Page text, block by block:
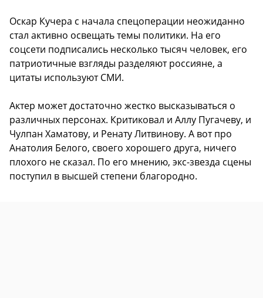
Оскар Кучера с начала спецоперации неожиданно
стал активно освещать темы политики. На его
соцсети подписались несколько тысяч человек, его
патриотичные взгляды разделяют россияне, а
цитаты используют СМИ.
Актер может достаточно жестко высказываться о
различных персонах. Критиковал и Аллу Пугачеву, и
Чулпан Хаматову, и Ренату Литвинову. А вот про
Анатолия Белого, своего хорошего друга, ничего
плохого не сказал. По его мнению, экс-звезда сцены
поступил в высшей степени благородно.